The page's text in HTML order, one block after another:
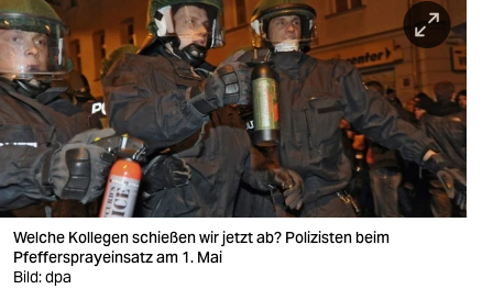
nord
wahrheit
verlag
verlag
veranstaltungen
shop
Welche Kollegen schießen wir jetzt ab? Polizisten beim
Pfeffersprayeinsatz am 1. Mai
Bild: dpa